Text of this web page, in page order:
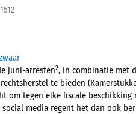
1512
juni-arresten2, in combinatie met
te bieden
om tegen elke fiscale beschikking
social media regent het dan ook